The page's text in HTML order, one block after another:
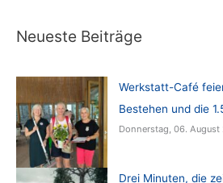
Neueste Beiträge
Werkstatt-Café
Bestehen und die
Donnerstag, 06. August
Drei Minuten, die